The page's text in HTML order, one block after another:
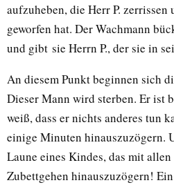
aufzuheben, die Herr P. zerrissen
geworfen hat. Der Wachmann
und gibt sie Herrn P., der sie in
An diesem Punkt beginnen sich
Dieser Mann wird sterben. Er ist
weiß, dass er nichts anderes tun
einige Minuten hinauszuzögern.
Laune eines Kindes, das mit
Zubettgehen hinauszuzögern!